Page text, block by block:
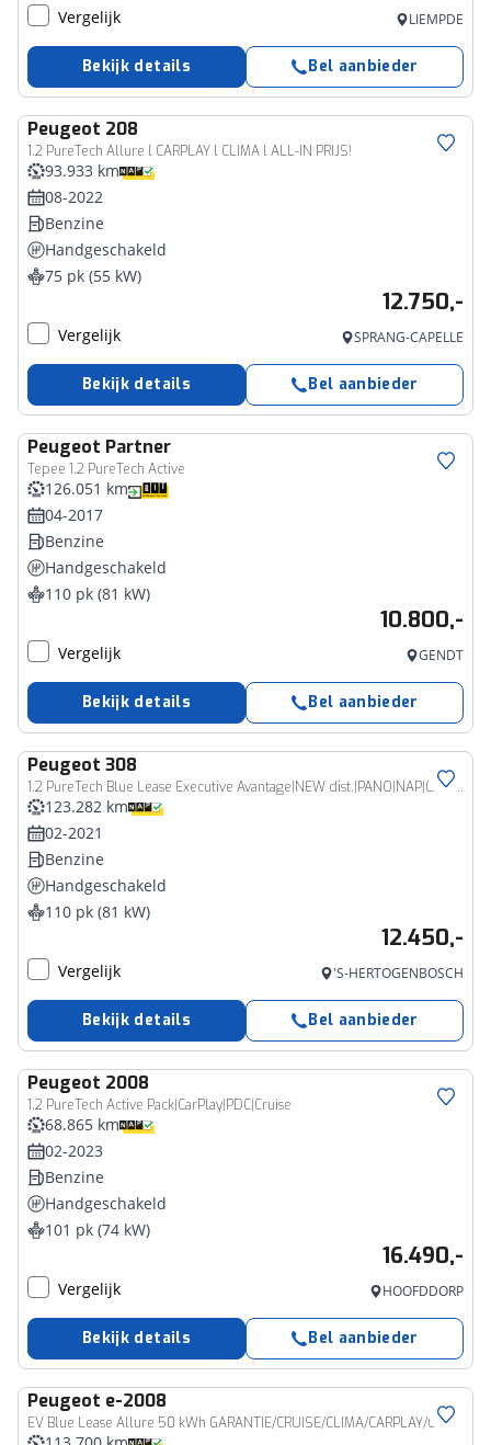
Vergelijk LIEMPDE
Bekijk details Bel aanbieder
Peugeot 208
1.2 PureTech Allure l CARPLAY l CLIMA l ALL-IN PRIJS!
93.933 km
08-2022
Benzine
Handgeschakeld
75 pk (55 kW)
12.750,-
Vergelijk SPRANG-CAPELLE
Bekijk details Bel aanbieder
Peugeot Partner
Tepee 1.2 PureTech Active
126.051 km
04-2017
Benzine
Handgeschakeld
110 pk (81 kW)
10.800,-
Vergelijk GENDT
Bekijk details Bel aanbieder
Peugeot 308
1.2 PureTech Blue Lease Executive Avantage|NEW dist.|PANO|NAP|Carplay|NEW All-season
123.282 km
02-2021
Benzine
Handgeschakeld
110 pk (81 kW)
12.450,-
Vergelijk 'S-HERTOGENBOSCH
Bekijk details Bel aanbieder
Peugeot 2008
1.2 PureTech Active Pack|CarPlay|PDC|Cruise
68.865 km
02-2023
Benzine
Handgeschakeld
101 pk (74 kW)
16.490,-
Vergelijk HOOFDDORP
Bekijk details Bel aanbieder
Peugeot e-2008
EV Blue Lease Allure 50 kWh GARANTIE/CRUISE/CLIMA/CARPLAY/CAMERA/PDC/LICHTMETAAL rijklaarprijs!